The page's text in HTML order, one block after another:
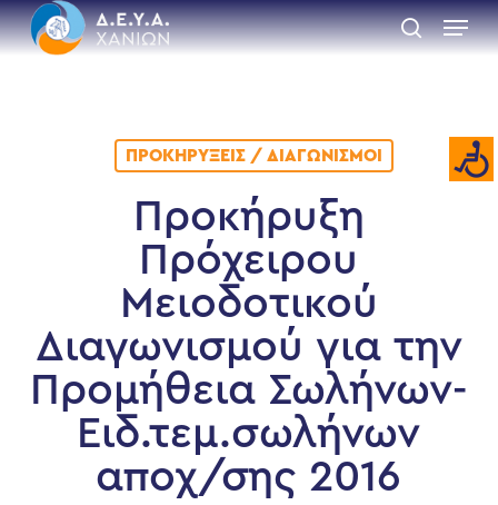
Skip
to
main
search
Menu
ΠΡΟΚΗΡΎΞΕΙΣ / ΔΙΑΓΩΝΙΣΜΟΊ
Προκήρυξη
Πρόχειρου
Μειοδοτικού
Διαγωνισμού για την
Προμήθεια Σωλήνων-
Ειδ.τεμ.σωλήνων
αποχ/σης 2016